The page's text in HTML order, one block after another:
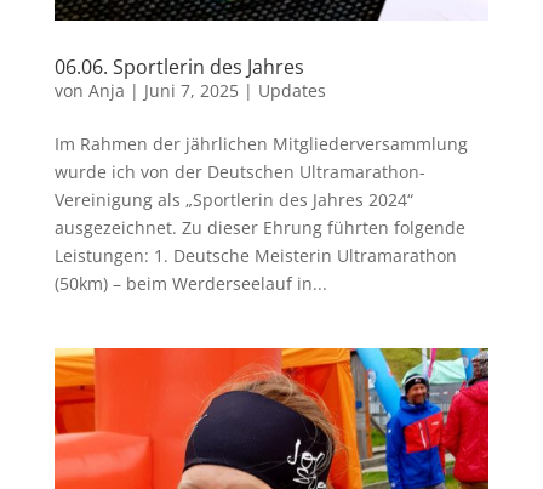
06.06. Sportlerin des Jahres
von Anja | Juni 7, 2025| Updates
Im Rahmen der jährlichen Mitgliederversammlung
wurde ich von der Deutschen Ultramarathon-
Vereinigung als „Sportlerin des Jahres 2024“
ausgezeichnet. Zu dieser Ehrung führten folgende
Leistungen: 1. Deutsche Meisterin Ultramarathon
(50km) – beim Werderseelauf in...